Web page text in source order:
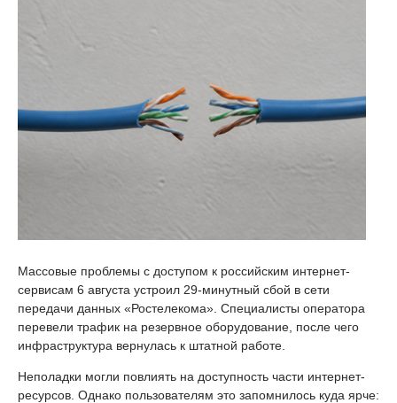
Массовые проблемы с доступом к российским интернет-
сервисам 6 августа устроил 29-минутный сбой в сети
передачи данных «Ростелекома». Специалисты оператора
перевели трафик на резервное оборудование, после чего
инфраструктура вернулась к штатной работе.
Неполадки могли повлиять на доступность части интернет-
ресурсов. Однако пользователям это запомнилось куда ярче: